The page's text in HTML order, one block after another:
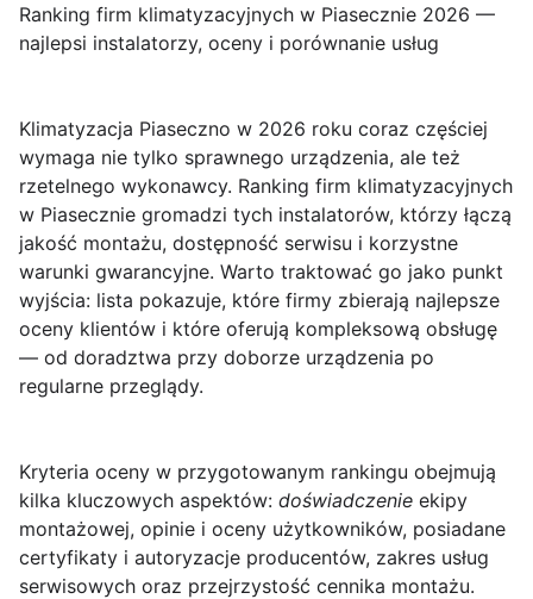
Ranking firm klimatyzacyjnych w Piasecznie 2026 —
najlepsi instalatorzy, oceny i porównanie usług
Klimatyzacja Piaseczno w 2026 roku coraz częściej
wymaga nie tylko sprawnego urządzenia, ale też
rzetelnego wykonawcy. Ranking firm klimatyzacyjnych
w Piasecznie gromadzi tych instalatorów, którzy łączą
jakość montażu, dostępność serwisu i korzystne
warunki gwarancyjne. Warto traktować go jako punkt
wyjścia: lista pokazuje, które firmy zbierają najlepsze
oceny klientów i które oferują kompleksową obsługę
— od doradztwa przy doborze urządzenia po
regularne przeglądy.
Kryteria oceny w przygotowanym rankingu obejmują
kilka kluczowych aspektów: doświadczenie ekipy
montażowej, opinie i oceny użytkowników, posiadane
certyfikaty i autoryzacje producentów, zakres usług
serwisowych oraz przejrzystość cennika montażu.